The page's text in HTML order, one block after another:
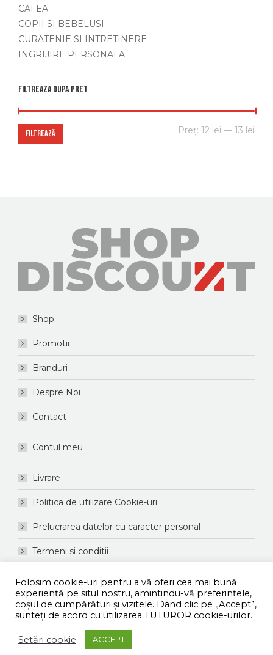
CAFEA
COPII SI BEBELUSI
CURATENIE SI INTRETINERE
INGRIJIRE PERSONALA
Filtreaza dupa pret
FILTREAZĂ Preț: 12 lei — 13 lei
Shop
Promotii
Branduri
Despre Noi
Contact
Contul meu
Livrare
Politica de utilizare Cookie-uri
Prelucrarea datelor cu caracter personal
Termeni si conditii
© Shopdiscount Romania | Toate drepturile rezervate
Folosim cookie-uri pentru a vă oferi cea mai bună
experiență pe situl nostru, amintindu-vă preferințele,
coşul de cumpărături și vizitele. Dând clic pe „Accept”,
sunteți de acord cu utilizarea TUTUROR cookie-urilor.
Setări cookie ACCEPT